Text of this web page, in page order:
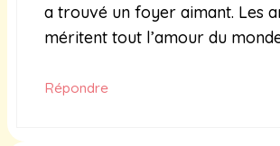
a trouvé un foyer aimant. Les
méritent tout l’amour du
Répondre